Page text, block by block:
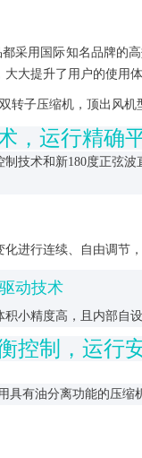
采用国际知名品牌的
大提升了用户的使用体
转子压缩机，顶出风机
，运行精确
技术和新180度正弦
进行连续、自由调节
动技术
小精度高，且内部自
控制，运行
具有油分离功能的压